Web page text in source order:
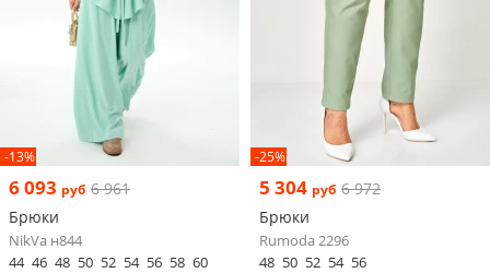
-13%
6 093 руб 6 961
Брюки
NikVa н844
44 46 48 50 52 54 56 58 60
-25%
5 304 руб 6 972
Брюки
Rumoda 2296
48 50 52 54 56